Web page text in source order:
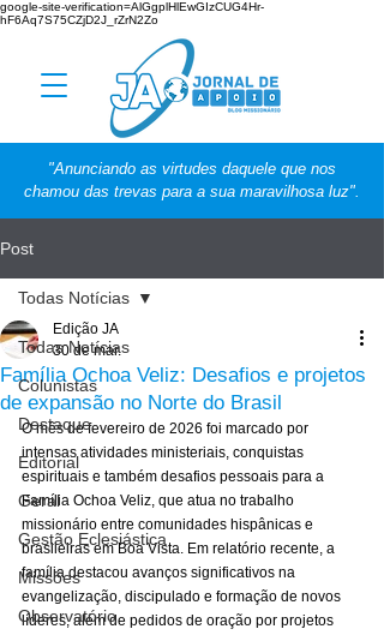
google-site-verification=AlGgplHlEwGIzCUG4Hr-
hF6Aq7S75CZjD2J_rZrN2Zo
"Anunciando as virtudes daquele que nos
chamou das trevas para a sua maravilhosa luz".
Post
Todas Notícias
Colunistas
Destaque
Editorial
Geral
Gestão Eclesiástica
Missões
Observatório
Todas Notícias
Família Ochoa Veliz: Desafios e projetos
de expansão no Norte do Brasil
Edição JA
30 de mar.
O mês de fevereiro de 2026 foi marcado por
intensas atividades ministeriais, conquistas
espirituais e também desafios pessoais para a
Família Ochoa Veliz, que atua no trabalho
missionário entre comunidades hispânicas e
brasileiras em Boa Vista. Em relatório recente, a
família destacou avanços significativos na
evangelização, discipulado e formação de novos
líderes, além de pedidos de oração por projetos